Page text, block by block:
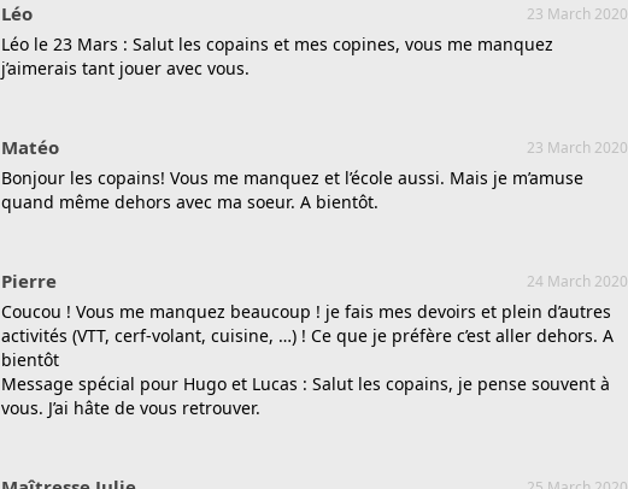
Léo 23 March 2020
Léo le 23 Mars : Salut les copains et mes copines, vous me manquez
j’aimerais tant jouer avec vous.
Matéo 23 March 2020
Bonjour les copains! Vous me manquez et l’école aussi. Mais je m’amuse
quand même dehors avec ma soeur. A bientôt.
Pierre 24 March 2020
Coucou ! Vous me manquez beaucoup ! je fais mes devoirs et plein d’autres
activités (VTT, cerf-volant, cuisine, …) ! Ce que je préfère c’est aller dehors. A
bientôt
Message spécial pour Hugo et Lucas : Salut les copains, je pense souvent à
vous. J’ai hâte de vous retrouver.